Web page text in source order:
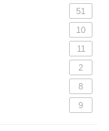
51
10
11
2
8
9